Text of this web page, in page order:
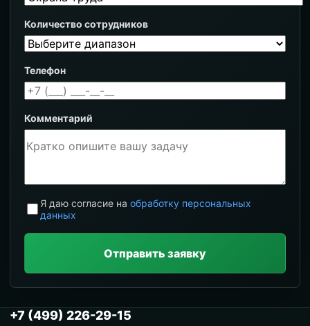
Количество сотрудников
Телефон
Комментарий
Я даю согласие на обработку персональных
данных
Отправить заявку
+7 (499) 226-29-15